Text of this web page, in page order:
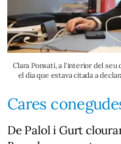
Clara Ponsatí, a l'interior del seu
el dia que estava citada a
Cares
De Palol i Gurt